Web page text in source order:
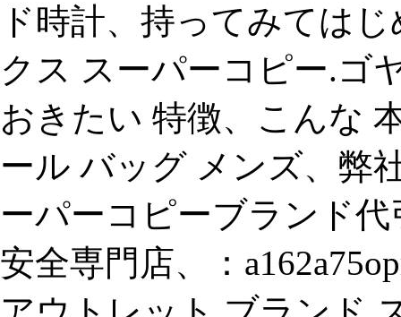
ド時計、持ってみては
クス スーパーコピー.ゴ
おきたい 特徴、こんな
ール バッグ メンズ、弊
ーパーコピーブランド
安全専門店、：